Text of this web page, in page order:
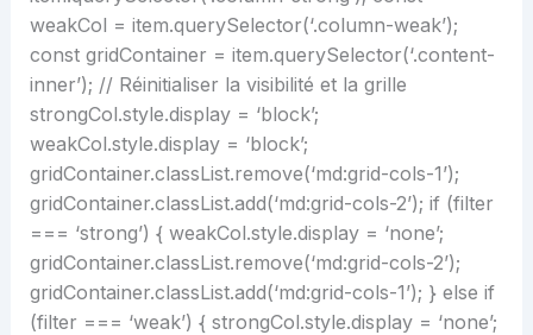
weakCol = item.querySelector(‘.column-weak’);
const gridContainer = item.querySelector(‘.content-
inner’); // Réinitialiser la visibilité et la grille
strongCol.style.display = ‘block’;
weakCol.style.display = ‘block’;
gridContainer.classList.remove(‘md:grid-cols-1’);
gridContainer.classList.add(‘md:grid-cols-2’); if (filter
=== ‘strong’) { weakCol.style.display = ‘none’;
gridContainer.classList.remove(‘md:grid-cols-2’);
gridContainer.classList.add(‘md:grid-cols-1’); } else if
(filter === ‘weak’) { strongCol.style.display = ‘none’;